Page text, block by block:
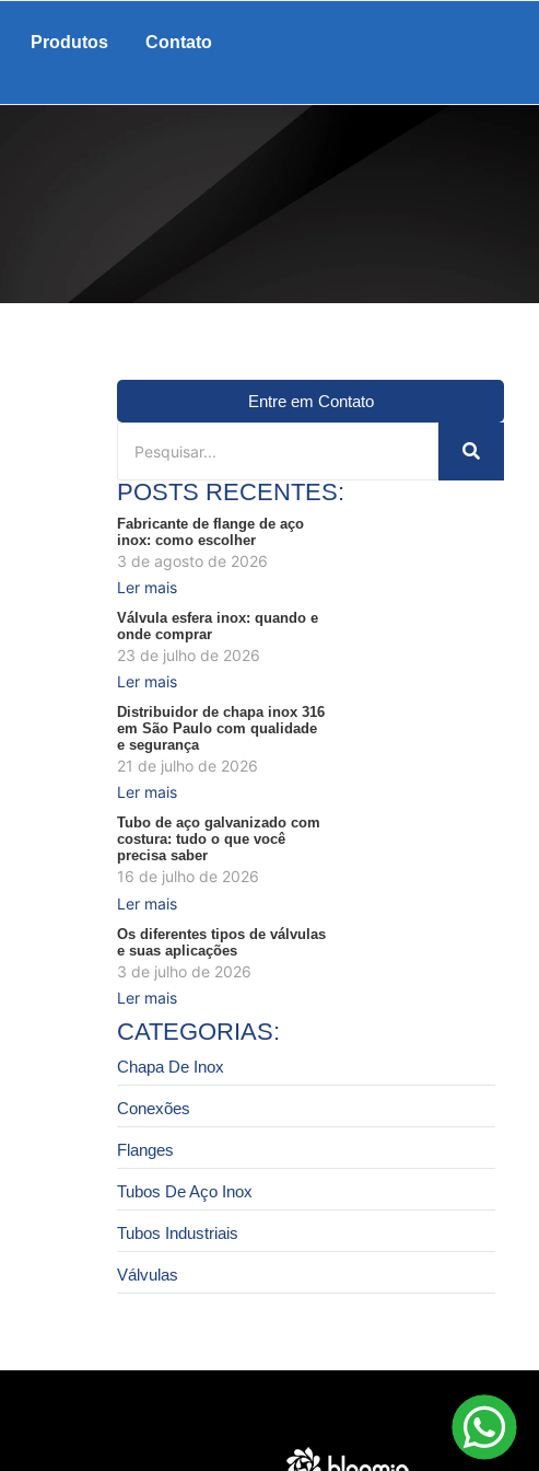
Produtos Contato
Entre em Contato
POSTS RECENTES:
Fabricante de flange de aço
inox: como escolher
3 de agosto de 2026
Ler mais
Válvula esfera inox: quando e
onde comprar
23 de julho de 2026
Ler mais
Distribuidor de chapa inox 316
em São Paulo com qualidade
e segurança
21 de julho de 2026
Ler mais
Tubo de aço galvanizado com
costura: tudo o que você
precisa saber
16 de julho de 2026
Ler mais
Os diferentes tipos de válvulas
e suas aplicações
3 de julho de 2026
Ler mais
CATEGORIAS:
Chapa De Inox
Conexões
Flanges
Tubos De Aço Inox
Tubos Industriais
Válvulas